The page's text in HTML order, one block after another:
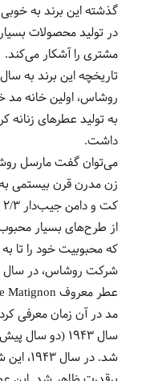
گذشته این برند به
در تولید محصولات
مشتری را آشکار می‌کند.
به تولید عطرهای
داشت.
می‌توان گفت مارسل
زن مدرن قرن بیستمی
از طرح‌های بسیار
که محبوبیت خود را تا
مد در آن زمان معرفی
سال 1943 (دو